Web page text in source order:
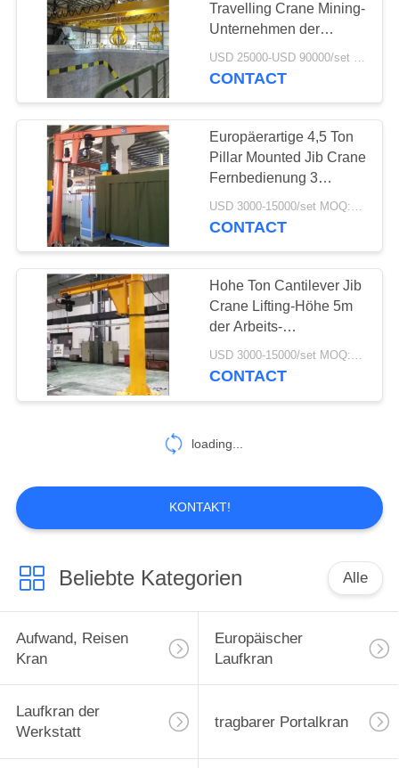
Niedrige
Durchfahrtshöhen-
Hebemaschine
25
industrielle
elektrische
Handkurbel
30
Säule angebrachter
58
einzelner
TrägerPortalkran
58
Travelling Crane Mining-
Unternehmen der
Stabilitäts-200
CONTACT
Europäerartige 4,5 Ton
Pillar Mounted Jib Crane
Fernbedienung 3
Phasen-
Stromversorgung
USD 3000-15000/set MOQ:1 Satz
CONTACT
Hohe Ton Cantilever Jib
Crane Lifting-Höhe 5m
der Arbeits-
Leistungsfähigkeits-7,5
USD 3000-15000/set MOQ:1 Satz
CONTACT
loading...
KONTAKT!
Beliebte Kategorien Alle
Aufwand, Reisen
Kran
Europäischer
Laufkran
Laufkran der
Werkstatt
tragbarer Portalkran